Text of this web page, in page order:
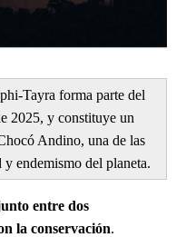
Tayra forma parte del
2025, y constituye un
Andino, una de las
endemismo del planeta.
entre dos
la conservación.